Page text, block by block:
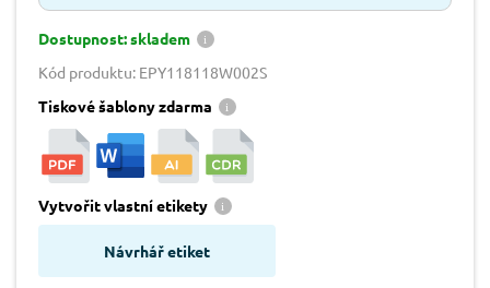
Dostupnost: skladem
Kód produktu: EPY118118W002S
Tiskové šablony zdarma
Vytvořit vlastní etikety
Návrhář etiket